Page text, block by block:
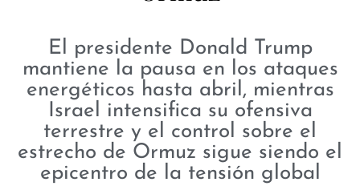
El presidente Donald Trump
mantiene la pausa en los ataques
energéticos hasta abril, mientras
Israel intensifica su ofensiva
terrestre y el control sobre el
estrecho de Ormuz sigue siendo el
epicentro de la tensión global